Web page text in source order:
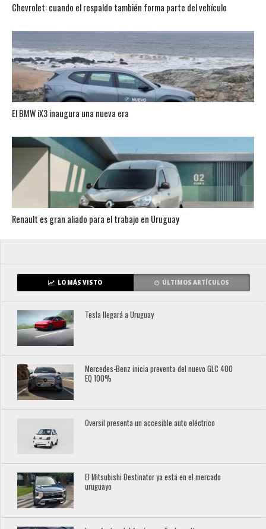
Chevrolet: cuando el respaldo también forma parte del vehículo
El BMW iX3 inaugura una nueva era
Renault es gran aliado para el trabajo en Uruguay
LO MÁS VISTO ÚLTIMOS ARTÍCULOS
Tesla llegará a Uruguay
Mercedes-Benz inicia preventa del nuevo GLC 400
EQ 100%
Oversil presenta un accesible auto eléctrico
El Mitsubishi Destinator ya está en el mercado
uruguayo